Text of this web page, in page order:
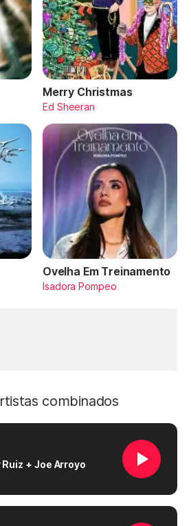
Merry Christmas
Ed Sheeran
Ovelha Em Treinamento
Isadora Pompeo
combinados
+ Joe Arroyo